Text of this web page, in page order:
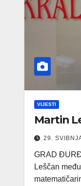
VIJESTI
Martin
29.
GRAD
Leščan